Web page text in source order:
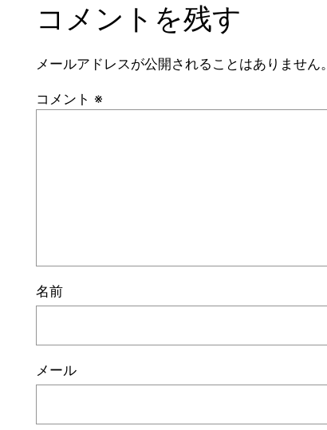
コメントを残す
メールアドレスが公開されることはありません。
コメント ※
名前
メール